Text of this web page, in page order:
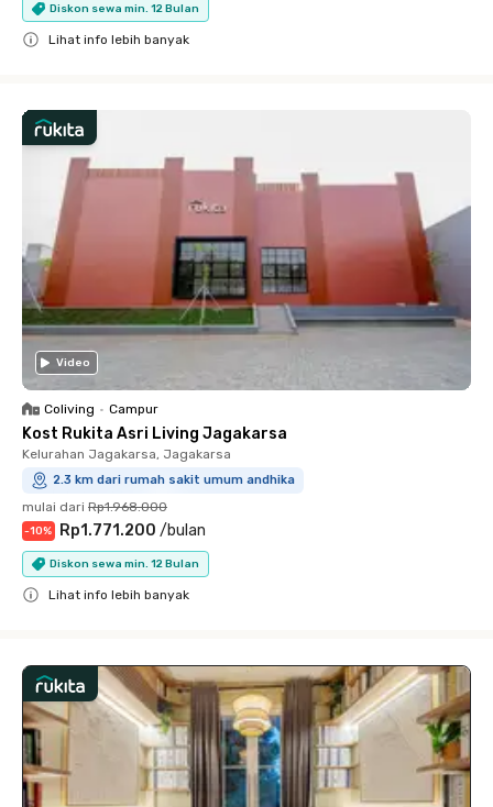
Diskon sewa min. 12 Bulan
Lihat info lebih banyak
Video
Coliving • Campur
Kost Rukita Asri Living Jagakarsa
Kelurahan Jagakarsa, Jagakarsa
2.3 km dari rumah sakit umum andhika
mulai dari Rp1.968.000
-10% Rp1.771.200 /bulan
Diskon sewa min. 12 Bulan
Lihat info lebih banyak